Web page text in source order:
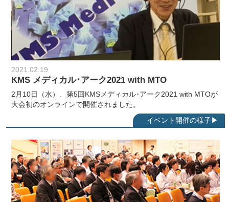
2021.02.19
KMS メディカル･アーク2021 with MTO
2月10日（水）、第5回KMSメディカル･アーク2021 with MTOが
大会初のオンラインで開催されました。